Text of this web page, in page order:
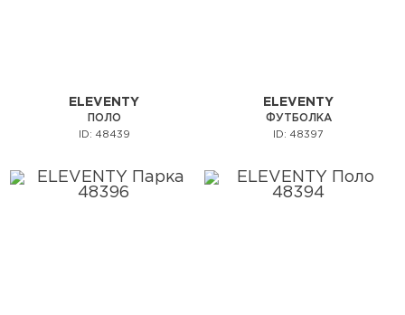
ELEVENTY
ПОЛО
ID: 48439
ELEVENTY
ФУТБОЛКА
ID: 48397